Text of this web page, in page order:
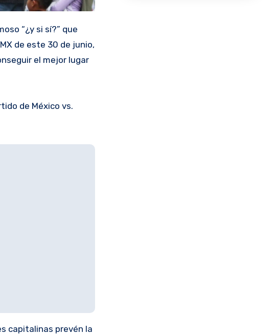
de este 30 de junio,
el mejor lugar
de México vs.
capitalinas prevén la